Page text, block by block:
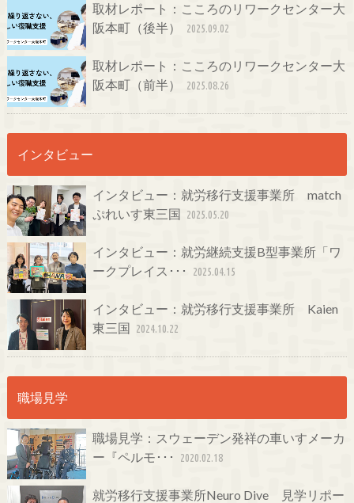
取材レポート：こころのリワークセンター大
阪本町（後半）
2025.09.02
取材レポート：こころのリワークセンター大
阪本町（前半）
2025.08.26
インタビュー
インタビュー：就労移行支援事業所 match
ぷれいす東三国 2025.05.20
インタビュー：就労継続支援B型事業所「ワ
ークプレイス･･･
2025.04.15
インタビュー：就労移行支援事業所 Kaien
東三国 2024.10.22
職場見学
職場見学：スウェーデン発祥の車いすメーカ
ー『ペルモ･･･
2020.02.18
就労移行支援事業所Neuro Dive 見学リポー